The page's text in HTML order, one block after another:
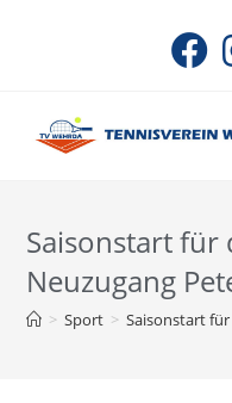
Saisonstart für
Neuzugang
> Sport > Saisonstart